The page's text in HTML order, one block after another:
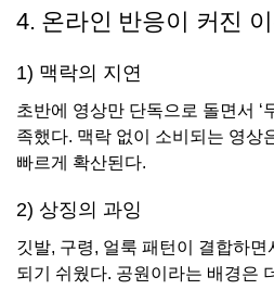
4. 온라인 반응이 커진
1) 맥락의 지연
초반에 영상만 단독으로 돌면서 ‘
족했다. 맥락 없이 소비되는 영상
빠르게 확산된다.
2) 상징의 과잉
깃발, 구령, 얼룩 패턴이 결합하면
되기 쉬웠다. 공원이라는 배경은